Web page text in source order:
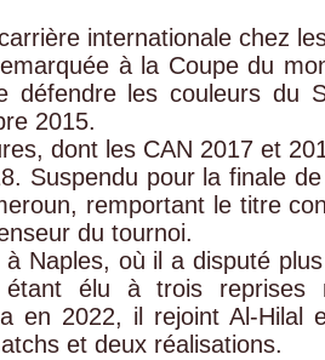
internationale chez
à la Coupe du
les couleurs du
2015.
dont les CAN 2017 et
Suspendu pour la finale
remportant le titre
du tournoi.
Naples, où il a disputé
élu à trois reprises
en 2022, il rejoint Al-Hilal
et deux réalisations.